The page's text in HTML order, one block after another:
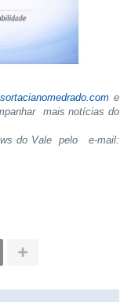
e
mais notícias do
do Vale pelo e-mail: